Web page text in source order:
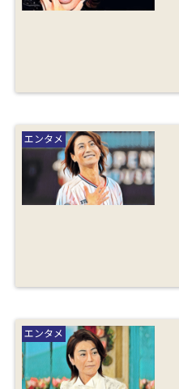
氷川きよし まとめ記
エンタメ
氷川きよしの始球式
カート画像や動画！ヤ
クルト村上の反応や服
装が女っぽい姿も調査
エンタメ